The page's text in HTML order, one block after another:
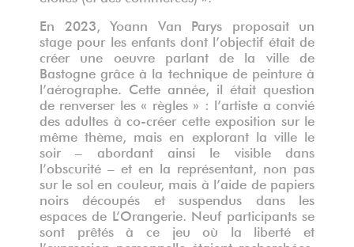
En 2023, Yoann Van Parys proposait un
stage pour les enfants dont l’objectif était de
créer une oeuvre parlant de la ville de
Bastogne grâce à la technique de peinture à
l’aérographe. Cette année, il était question
de renverser les « règles » : l’artiste a convié
des adultes à co-créer cette exposition sur le
même thème, mais en explorant la ville le
soir – abordant ainsi le visible dans
l’obscurité – et en la représentant, non pas
sur le sol en couleur, mais à l’aide de papiers
noirs découpés et suspendus dans les
espaces de L’Orangerie. Neuf participants se
sont prêtés à ce jeu où la liberté et
l’expression personnelle étaient recherchées.